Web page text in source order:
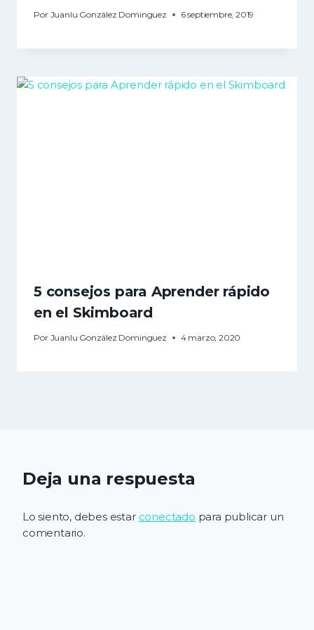
Por Juanlu González Dominguez 6 septiembre, 2019
5 consejos para Aprender rápido
en el Skimboard
Por Juanlu González Dominguez 4 marzo, 2020
Deja una respuesta
Lo siento, debes estar conectado para publicar un
comentario.